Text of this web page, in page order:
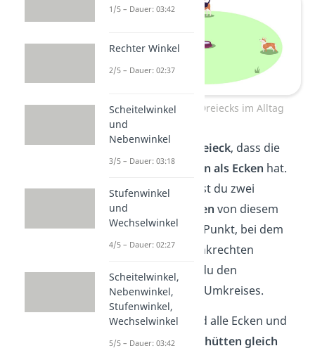
Umkreis eines Dreiecks im Alltag
Du bildest ein Dreieck, dass die
drei Hundehütten als Ecken hat.
Dann konstruierst du zwei
Mittelsenkrechten von diesem
Dreieck. An dem Punkt, bei dem
sich die Mittelsenkrechten
schneiden, hast du den
Mittelpunkt
des Umkreises.
Von dort aus sind alle Ecken und
somitalle Hundehütten gleich
1/5 – Dauer: 03:42
Rechter Winkel
2/5 – Dauer: 02:37
Scheitelwinkel
und
Nebenwinkel
3/5 – Dauer: 03:18
Stufenwinkel
und
Wechselwinkel
4/5 – Dauer: 02:27
Scheitelwinkel,
Nebenwinkel,
Stufenwinkel,
Wechselwinkel
5/5 – Dauer: 03:42